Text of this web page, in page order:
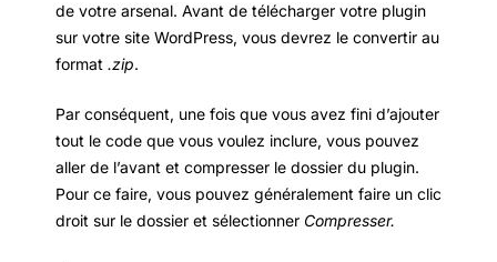
de votre arsenal. Avant de télécharger votre plugin
sur votre site WordPress, vous devrez le convertir au
format .zip.
Par conséquent, une fois que vous avez fini d’ajouter
tout le code que vous voulez inclure, vous pouvez
aller de l’avant et compresser le dossier du plugin.
Pour ce faire, vous pouvez généralement faire un clic
droit sur le dossier et sélectionner Compresser.